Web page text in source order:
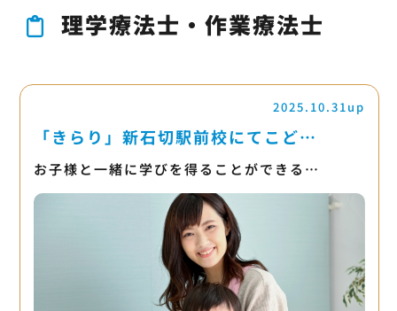
理学療法士・作業療法士
2025.10.31up
「きらり」新石切駅前校にてこど…
お子様と一緒に学びを得ることができる…